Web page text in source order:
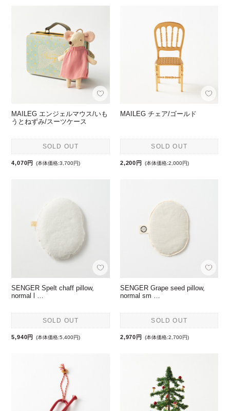
MAILEG エンジェルマウス/いも
うとねずみ/スーツケース
SOLD OUT
4,070円 (本体価格:3,700円)
MAILEG チェア/ゴールド
SOLD OUT
2,200円 (本体価格:2,000円)
SENGER Spelt chaff pillow,
normal l …
SOLD OUT
5,940円 (本体価格:5,400円)
SENGER Grape seed pillow,
normal sm …
SOLD OUT
2,970円 (本体価格:2,700円)